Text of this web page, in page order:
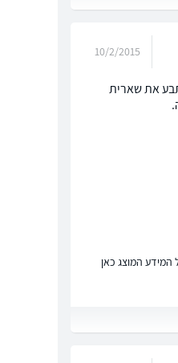
10/2/2015
את שארית
המידע המוצג כאן